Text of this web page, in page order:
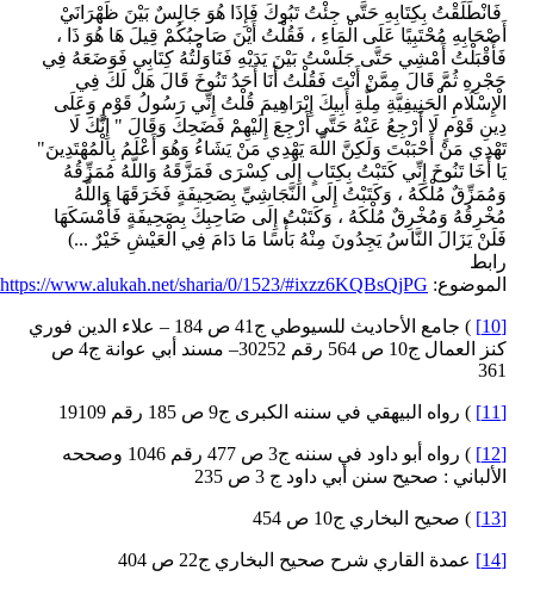
فَانْطَلَقْتُ بِكِتَابِهِ حَتَّى جِئْتُ تَبُوكَ فَإِذَا هُوَ جَالِسٌ بَيْنَ ظَهْرَانَيْ
أَصْحَابِهِ مُحْتَبِيًا عَلَى الْمَاءِ ، فَقُلْتُ أَيْنَ صَاحِبُكُمْ قِيلَ هَا هُوَ ذَا ،
فَأَقْبَلْتُ أَمْشِي حَتَّى جَلَسْتُ بَيْنَ يَدَيْهِ فَنَاوَلْتُهُ كِتَابِي فَوَضَعَهُ فِي
حَجْرِهِ ثُمَّ قَالَ مِمَّنْ أَنْتَ فَقُلْتُ أَنَا أَحَدُ تَنُوخَ قَالَ هَلْ لَكَ فِي
الْإِسْلَامِ الْحَنِيفِيَّةِ مِلَّةِ أَبِيكَ إِبْرَاهِيمَ قُلْتُ إِنِّي رَسُولُ قَوْمٍ وَعَلَى
دِينِ قَوْمٍ لَا أَرْجِعُ عَنْهُ حَتَّى أَرْجِعَ إِلَيْهِمْ فَضَحِكَ وَقَالَ " إِنَّكَ لَا
تَهْدِي مَنْ أَحْبَبْتَ وَلَكِنَّ اللَّهَ يَهْدِي مَنْ يَشَاءُ وَهُوَ أَعْلَمُ بِالْمُهْتَدِينَ"
يَا أَخَا تَنُوخَ إِنِّي كَتَبْتُ بِكِتَابٍ إِلَى كِسْرَى فَمَزَّقَهُ وَاللَّهُ مُمَزِّقُهُ
وَمُمَزِّقٌ مُلْكَهُ ، وَكَتَبْتُ إِلَى النَّجَاشِيِّ بِصَحِيفَةٍ فَخَرَقَهَا وَاللَّهُ
مُخْرِقُهُ وَمُخْرِقٌ مُلْكَهُ ، وَكَتَبْتُ إِلَى صَاحِبِكَ بِصَحِيفَةٍ فَأَمْسَكَهَا
فَلَنْ يَزَالَ النَّاسُ يَجِدُونَ مِنْهُ بَأْسًا مَا دَامَ فِي الْعَيْشِ خَيْرٌ ...)
رابط
الموضوع: https://www.alukah.net/sharia/0/1523/#ixzz6KQBsQjPG
[10]
) جامع الأحاديث للسيوطي ج41 ص 184 – علاء الدين فوري
كنز العمال ج10 ص 564 رقم 30252– مسند أبي عوانة ج4 ص
361
[11] ) رواه البيهقي في سننه الكبرى ج9 ص 185 رقم 19109
[12]
) رواه أبو داود في سننه ج3 ص 477 رقم 1046 وصححه
الألباني : صحيح سنن أبي داود ج 3 ص 235
[13] ) صحيح البخاري ج10 ص 454
[14] عمدة القاري شرح صحيح البخاري ج22 ص 404